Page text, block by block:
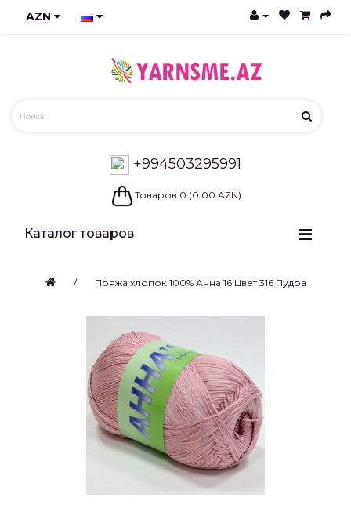
AZN
+994503295991
Товаров 0 (0.00 AZN)
Каталог товаров
Пряжа хлопок 100% Анна 16 Цвет 316 Пудра